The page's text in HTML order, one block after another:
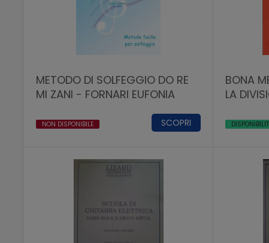
METODO DI SOLFEGGIO DO RE
MI ZANI - FORNARI EUFONIA
NON DISPONIBILE SCOPRI
BONA
LA